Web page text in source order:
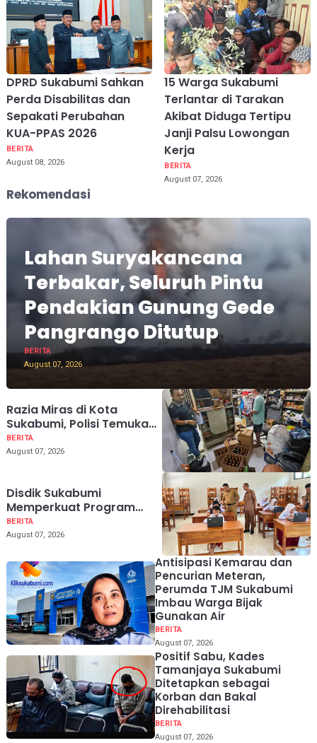
DPRD Sukabumi Sahkan
Perda Disabilitas dan
Sepakati Perubahan
KUA-PPAS 2026
BERITA
August 08, 2026
15 Warga Sukabumi
Terlantar di Tarakan
Akibat Diduga Tertipu
Janji Palsu Lowongan
Kerja
BERITA
August 07, 2026
Rekomendasi
Lahan Suryakancana
Terbakar, Seluruh Pintu
Pendakian Gunung Gede
Pangrango Ditutup
BERITA
August 07, 2026
Razia Miras di Kota
Sukabumi, Polisi Temukan
159 Botol dari Kios Jamu
hingga Gudang
BERITA
August 07, 2026
Disdik Sukabumi
Memperkuat Program
Sekolah Siaga Bencana
untuk Perlindungan Siswa
BERITA
August 07, 2026
Antisipasi Kemarau dan
Pencurian Meteran,
Perumda TJM Sukabumi
Imbau Warga Bijak
Gunakan Air
BERITA
August 07, 2026
Positif Sabu, Kades
Tamanjaya Sukabumi
Ditetapkan sebagai
Korban dan Bakal
Direhabilitasi
BERITA
August 07, 2026